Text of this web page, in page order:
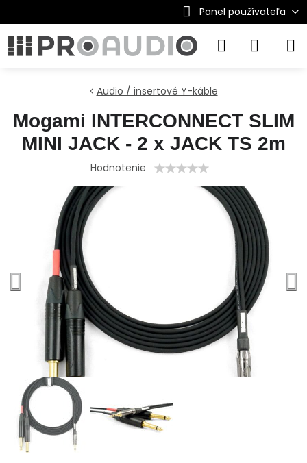
Panel používateľa
Audio / insertové Y-káble
Mogami INTERCONNECT SLIM
MINI JACK - 2 x JACK TS 2m
Hodnotenie